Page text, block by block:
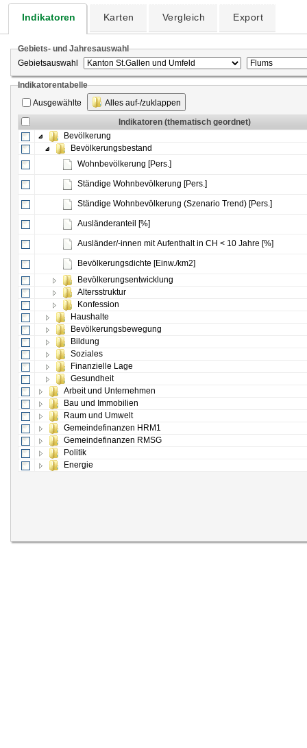
Indikatoren Karten Vergleich Export
Gebiets- und Jahresauswahl
Gebietsauswahl
Indikatorentabelle
Ausgewählte
Alles auf-/zuklappen
Indikatoren (thematisch geordnet)
Bevölkerung
Bevölkerungsbestand
Wohnbevölkerung [Pers.]
Ständige Wohnbevölkerung [Pers.]
Ständige Wohnbevölkerung (Szenario Trend) [Pers.]
Ausländeranteil [%]
Ausländer/-innen mit Aufenthalt in CH < 10 Jahre [%]
Bevölkerungsdichte [Einw./km2]
Bevölkerungsentwicklung
Altersstruktur
Konfession
Haushalte
Bevölkerungsbewegung
Bildung
Soziales
Finanzielle Lage
Gesundheit
Arbeit und Unternehmen
Bau und Immobilien
Raum und Umwelt
Gemeindefinanzen HRM1
Gemeindefinanzen RMSG
Politik
Energie